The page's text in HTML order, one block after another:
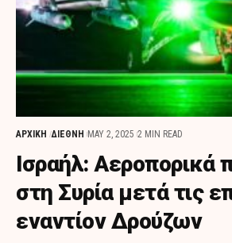
ΑΡΧΙΚΗ ΔΙΕΘΝΗ MAY 2, 2025 2 MIN READ
Ισραήλ: Αεροπορικά
στη Συρία μετά τις
εναντίον Δρούζων